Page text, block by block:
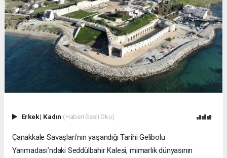
Erkek| Kadın (Haberi Sesli Oku)
Çanakkale Savaşları’nın yaşandığı Tarihi Gelibolu
Yarımadası’ndaki Seddülbahir Kalesi, mimarlık dünyasının